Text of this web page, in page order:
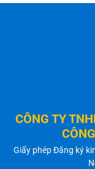
CÔNG TY
Giấy phép Đăng ký